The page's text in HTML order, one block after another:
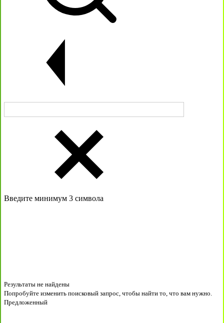
Введите минимум 3 символа
Результаты не найдены
Попробуйте изменить поисковый запрос, чтобы найти то, что вам нужно.
Предложенный